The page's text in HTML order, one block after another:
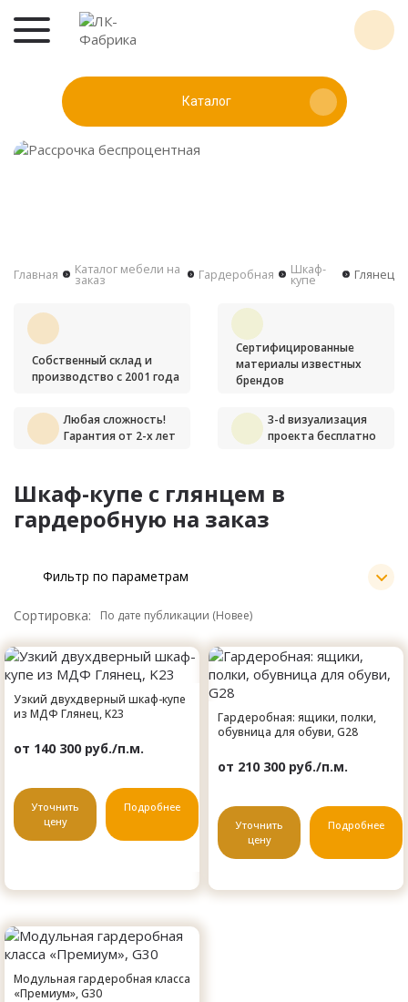
Каталог
Главная Каталог мебели на
заказ Гардеробная Шкаф-
купе Глянец
Собственный склад и
производство с 2001 года
Сертифицированные
материалы известных
брендов
Любая сложность!
Гарантия от 2-х лет
3-d визуализация
проекта бесплатно
Шкаф-купе с глянцем в
гардеробную на заказ
Фильтр по параметрам
Сортировка:
Узкий двухдверный шкаф-купе
из МДФ Глянец, K23
от 140 300 руб./п.м.
Уточнить
цену
Подробнее
Гардеробная: ящики, полки,
обувница для обуви, G28
от 210 300 руб./п.м.
Уточнить
цену
Подробнее
Модульная гардеробная класса
«Премиум», G30